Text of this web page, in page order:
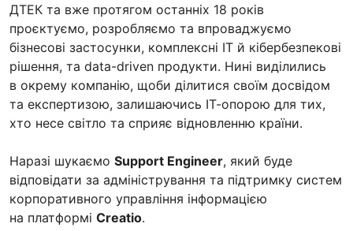
ДТЕК та вже протягом останніх 18 років
проєктуємо, розробляємо та впроваджуємо
бізнесові застосунки, комплексні ІТ й кібербезпекові
рішення, та data-driven продукти. Нині виділились
в окрему компанію, щоби ділитися своїм досвідом
та експертизою, залишаючись ІТ-опорою для тих,
хто несе світло та сприяє відновленню країни.
Наразі шукаємо Support Engineer, який буде
відповідати за адміністрування та підтримку систем
корпоративного управління інформацією
на платформі Creatio.